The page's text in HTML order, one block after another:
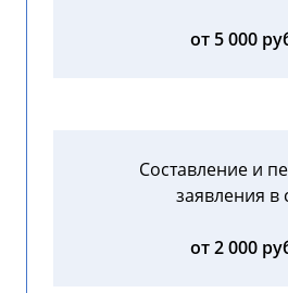
от 5 000
Составление и
заявления в
от 2 000